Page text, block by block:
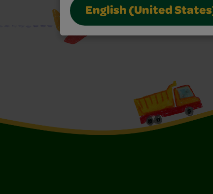
English (United